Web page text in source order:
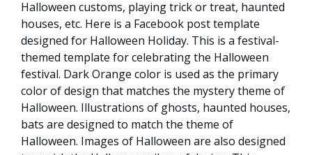
Halloween customs, playing trick or treat, haunted
houses, etc. Here is a Facebook post template
designed for Halloween Holiday. This is a festival-
themed template for celebrating the Halloween
festival. Dark Orange color is used as the primary
color of design that matches the mystery theme of
Halloween. Illustrations of ghosts, haunted houses,
bats are designed to match the theme of
Halloween. Images of Halloween are also designed